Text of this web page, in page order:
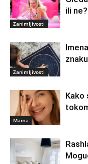
Zanimljivosti
ili ne?
Zanimljivosti
znaku
Mama